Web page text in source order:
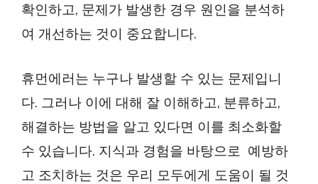
확인하고, 문제가 발생한 경우 원인을 분석하
여 개선하는 것이 중요합니다.
휴먼에러는 누구나 발생할 수 있는 문제입니
다. 그러나 이에 대해 잘 이해하고, 분류하고,
해결하는 방법을 알고 있다면 이를 최소화할
수 있습니다. 지식과 경험을 바탕으로 예방하
고 조치하는 것은 우리 모두에게 도움이 될 것